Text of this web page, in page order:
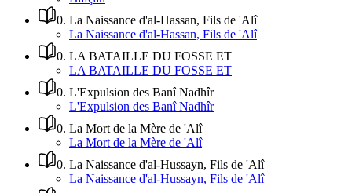
0. La Naissance d'al-Hassan, Fils de 'Alî
La Naissance d'al-Hassan, Fils de 'Alî
0. LA BATAILLE DU FOSSE ET
LA BATAILLE DU FOSSE ET
0. L'Expulsion des Banî Nadhîr
L'Expulsion des Banî Nadhîr
0. La Mort de la Mère de 'Alî
La Mort de la Mère de 'Alî
0. La Naissance d'al-Hussayn, Fils de 'Alî
La Naissance d'al-Hussayn, Fils de 'Alî